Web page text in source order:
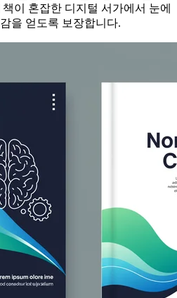
이 혼잡한 디지털 서가에서 눈에
을 얻도록 보장합니다.